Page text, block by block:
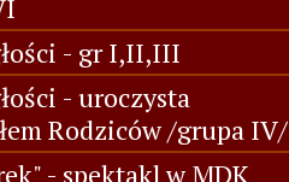
- gr I,II,III
- uroczysta
Rodziców /grupa IV/
- spektakl w MDK